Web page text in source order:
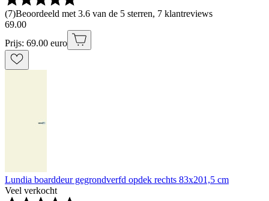
(7)Beoordeeld met 3.6 van de 5 sterren, 7 klantreviews
69.00
Prijs: 69.00 euro
Lundia boarddeur gegrondverfd opdek rechts 83x201,5 cm
Veel verkocht